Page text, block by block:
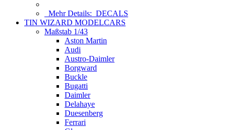
Mehr Details: DECALS
TIN WIZARD MODELCARS
Maßstab 1/43
Aston Martin
Audi
Austro-Daimler
Borgward
Buckle
Bugatti
Daimler
Delahaye
Duesenberg
Ferrari